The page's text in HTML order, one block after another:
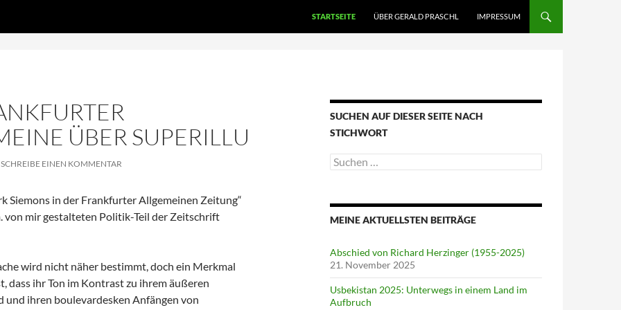
STARTSEITE ÜBER GERALD PRASCHL IMPRESSUM
ÜBER SUPERILLU
SCHREIBE EINEN KOMMENTAR
Siemons in der Frankfurter Allgemeinen Zeitung“
von mir gestalteten Politik-Teil der Zeitschrift
wird nicht näher bestimmt, doch ein Merkmal
dass ihr Ton im Kontrast zu ihrem äußeren
und ihren boulevardesken Anfängen von
SUCHEN AUF DIESER SEITE NACH
STICHWORT
Suche
nach:
MEINE AKTUELLSTEN BEITRÄGE
Abschied von Richard Herzinger (1955-2025)
21. November 2025
Usbekistan 2025: Unterwegs in einem Land im
Aufbruch